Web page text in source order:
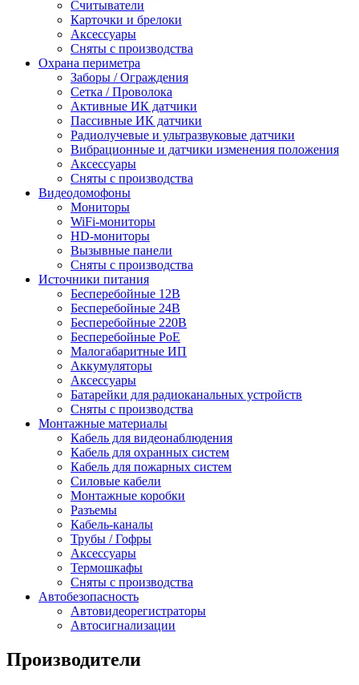
Считыватели
Карточки и брелоки
Аксессуары
Сняты с производства
Охрана периметра
Заборы / Ограждения
Сетка / Проволока
Активные ИК датчики
Пассивные ИК датчики
Радиолучевые и ультразвуковые датчики
Вибрационные и датчики изменения положения
Аксессуары
Сняты с производства
Видеодомофоны
Мониторы
WiFi-мониторы
HD-мониторы
Вызывные панели
Сняты с производства
Источники питания
Бесперебойные 12В
Бесперебойные 24В
Бесперебойные 220В
Бесперебойные PoE
Малогабаритные ИП
Аккумуляторы
Аксессуары
Батарейки для радиоканальных устройств
Сняты с производства
Монтажные материалы
Кабель для видеонаблюдения
Кабель для охранных систем
Кабель для пожарных систем
Силовые кабели
Монтажные коробки
Разъемы
Кабель-каналы
Трубы / Гофры
Аксессуары
Термошкафы
Сняты с производства
Автобезопасность
Автовидеорегистраторы
Автосигнализации
Производители